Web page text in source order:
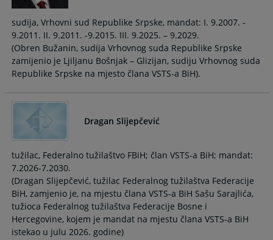
sudija, Vrhovni sud Republike Srpske, mandat: I. 9.2007. -
9.2011. II. 9.2011. -9.2015. III. 9.2025. – 9.2029.
(Obren Bužanin, sudija Vrhovnog suda Republike Srpske
zamijenio je Ljiljanu Bošnjak – Glizijan, sudiju Vrhovnog suda
Republike Srpske na mjesto člana VSTS-a BiH).
Dragan Slijepčević
tužilac, Federalno tužilaštvo FBiH; član VSTS-a BiH; mandat:
7.2026-7.2030.
(Dragan Slijepčević, tužilac Federalnog tužilaštva Federacije
BiH, zamjenio je, na mjestu člana VSTS-a BiH Sašu Sarajlića,
tužioca Federalnog tužilaštva Federacije Bosne i
Hercegovine, kojem je mandat na mjestu člana VSTS-a BiH
istekao u julu 2026. godine)